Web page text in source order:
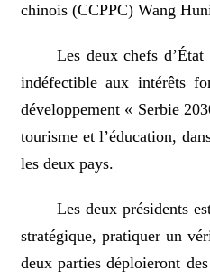
chinois (CCPPC) Wang
Les deux chefs
indéfectible aux intérêts
développement « Serbie
tourisme et l’éducation,
les deux pays.
Les deux présidents
stratégique, pratiquer un
deux parties déploieront